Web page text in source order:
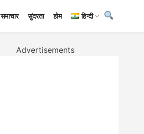
समाचार सुंदरता होम हिन्दी
Advertisements